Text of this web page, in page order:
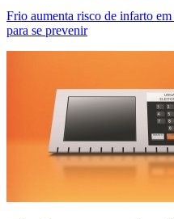
Frio aumenta risco de infarto
para se prevenir